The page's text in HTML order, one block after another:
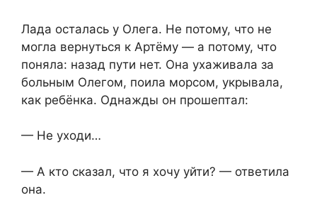
Лада осталась у Олега. Не потому, что не
могла вернуться к Артёму — а потому, что
поняла: назад пути нет. Она ухаживала за
больным Олегом, поила морсом, укрывала,
как ребёнка. Однажды он прошептал:
— Не уходи…
— А кто сказал, что я хочу уйти? — ответила
она.